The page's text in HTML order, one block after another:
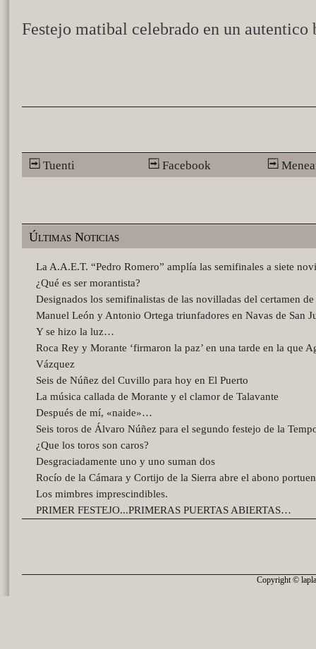
Festejo matibal celebrado en un autentico
Tuenti Facebook
Últimas Noticias
La A.A.E.T. “Pedro Romero” amplía las semifinales a siete
¿Qué es ser morantista?
Designados los semifinalistas de las novilladas del certamen
Manuel León y Antonio Ortega triunfadores en Navas de San
Y se hizo la luz…
Roca Rey y Morante ‘firmaron la paz’ en una tarde en la que
Vázquez
Seis de Núñez del Cuvillo para hoy en El Puerto
La música callada de Morante y el clamor de Talavante
Después de mí, «naide»…
Seis toros de Álvaro Núñez para el segundo festejo de la
¿Que los toros son caros?
Desgraciadamente uno y uno suman dos
Rocío de la Cámara y Cortijo de la Sierra abre el abono
Los mimbres imprescindibles.
PRIMER FESTEJO...PRIMERAS PUERTAS ABIERTAS…
Copyright ©